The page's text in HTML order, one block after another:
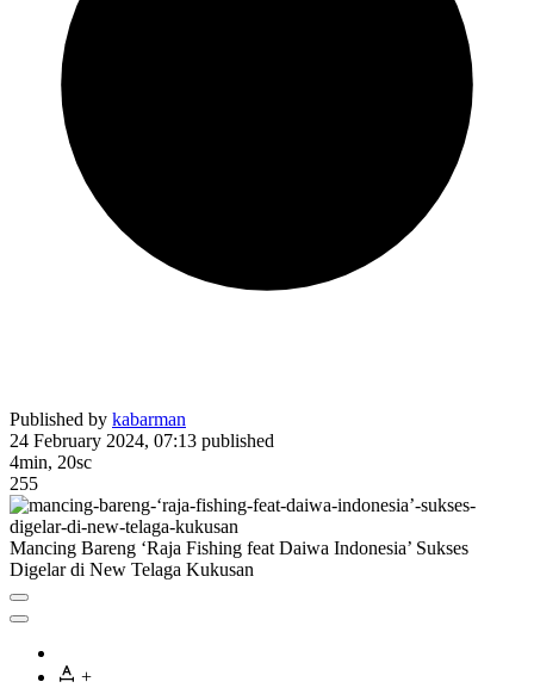
Published by kabarman
24 February 2024, 07:13 published
4min, 20sc
255
Mancing Bareng ‘Raja Fishing feat Daiwa Indonesia’ Sukses
Digelar di New Telaga Kukusan
+